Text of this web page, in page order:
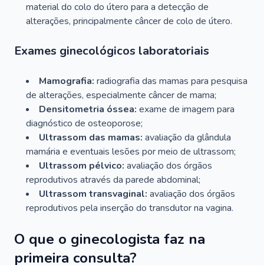
material do colo do útero para a detecção de
alterações, principalmente câncer de colo de útero.
Exames ginecológicos laboratoriais
Mamografia: radiografia das mamas para pesquisa
de alterações, especialmente câncer de mama;
Densitometria óssea: exame de imagem para
diagnóstico de osteoporose;
Ultrassom das mamas: avaliação da glândula
mamária e eventuais lesões por meio de ultrassom;
Ultrassom pélvico: avaliação dos órgãos
reprodutivos através da parede abdominal;
Ultrassom transvaginal: avaliação dos órgãos
reprodutivos pela inserção do transdutor na vagina.
O que o ginecologista faz na
primeira consulta?